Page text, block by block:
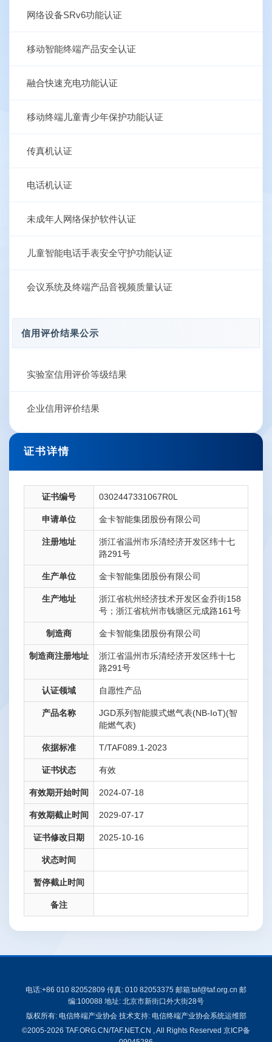
网络设备SRv6功能认证
移动智能终端产品安全认证
融合快速充电功能认证
移动终端儿童青少年保护功能认证
传真机认证
电话机认证
未成年人网络保护软件认证
儿童智能电话手表安全守护功能认证
会议系统及终端产品音视频质量认证
信用评价结果公示
实验室信用评价等级结果
企业信用评价结果
证书详情
证书编号 0302447331067R0L
申请单位 金卡智能集团股份有限公司
注册地址
浙江省温州市乐清经济开发区纬十七
路291号
生产单位 金卡智能集团股份有限公司
生产地址
浙江省杭州经济技术开发区金乔街158
号；浙江省杭州市钱塘区元成路161号
制造商 金卡智能集团股份有限公司
制造商注册地址
浙江省温州市乐清经济开发区纬十七
路291号
认证领域 自愿性产品
产品名称
JGD系列智能膜式燃气表(NB-IoT)(智
能燃气表)
依据标准 T/TAF089.1-2023
证书状态 有效
有效期开始时间 2024-07-18
有效期截止时间 2029-07-17
证书修改日期 2025-10-16
状态时间
暂停截止时间
备注
电话:+86 010 82052809 传真: 010 82053375 邮箱:taf@taf.org.cn 邮
编:100088 地址: 北京市新街口外大街28号
版权所有: 电信终端产业协会 技术支持: 电信终端产业协会系统运维部
©2005-2026 TAF.ORG.CN/TAF.NET.CN , All Rights Reserved 京ICP备